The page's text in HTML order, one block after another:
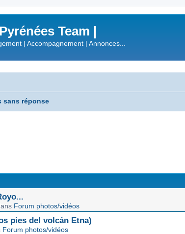
Team |
| Accompagnement | Annonces...
sans réponse
Forum photos/vidéos
pies del volcán Etna)
Forum photos/vidéos